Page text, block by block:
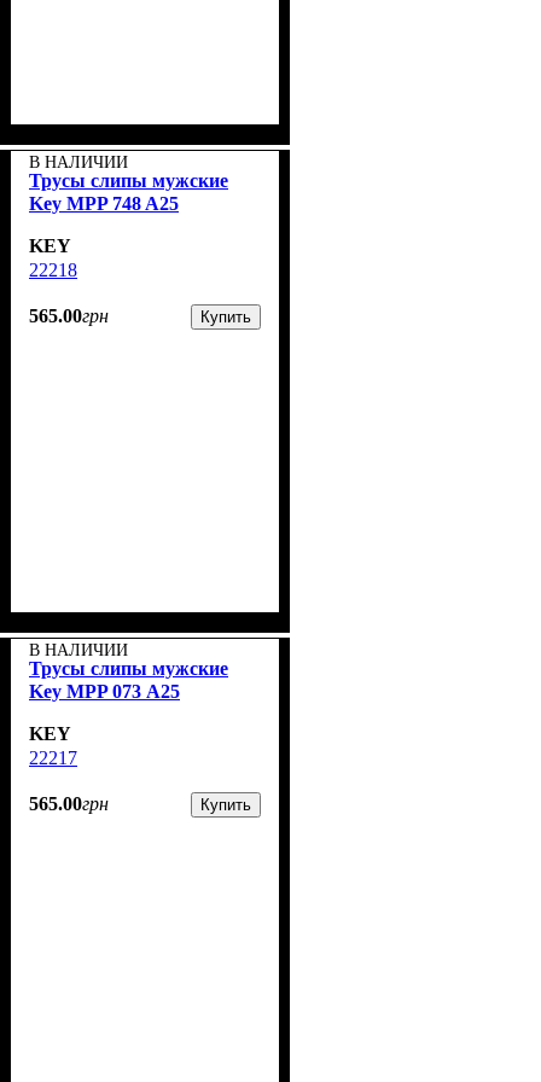
В НАЛИЧИИ
Трусы слипы мужские
Key MPP 748 A25
KEY
22218
565.00грн Купить
В НАЛИЧИИ
Трусы слипы мужские
Key MPP 073 А25
KEY
22217
565.00грн Купить